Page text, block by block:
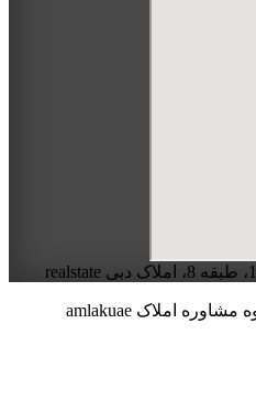
تمامی حقوق این سایت برای گروه مشاوره املاک amlakuae